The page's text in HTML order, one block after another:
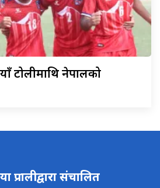
टोलीमाथि नेपालको
प्रालीद्वारा संचालित